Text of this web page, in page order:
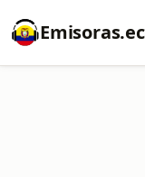
Emisoras.ec